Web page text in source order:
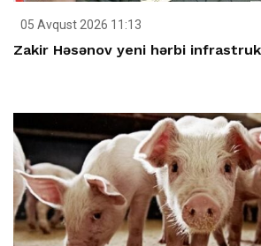
05 Avqust 2026 11:13
Zakir Həsənov yeni hərbi